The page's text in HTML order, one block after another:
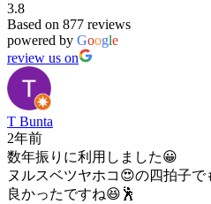
3.8
Based on 877 reviews
powered by Google
review us on
T Bunta
2年前
数年振りに利用しました😀
ヌルスベツヤホコ😍の四拍子で
良かったですね😆🕺